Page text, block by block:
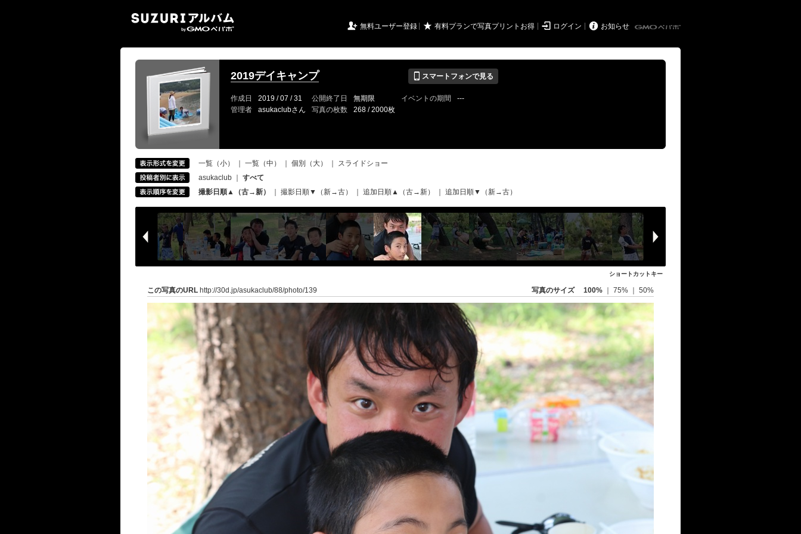
 無料ユーザー登録 ★ 有料プランで写真プリントお得  ログイン  お知らせ
2019デイキャンプ 📱 スマートフォンで見る
作成日 2019 / 07 / 31 公開終了日 無期限 イベントの期間
---
管理者
asukaclubさん 写真の枚数 268 / 2000枚
一覧（小） 一覧（中） 個別（大）
スライドショー
asukaclub
すべて
撮影日順▲（古→新）
撮影日順▼（新→古） 追加日順▲（古→新） 追加日順▼（新→古）
ショートカットキー
この写真のURL http://30d.jp/asukaclub/88/photo/139 写真のサイズ 100% 75% 50%